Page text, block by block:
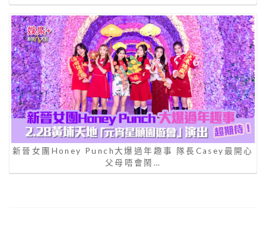
新晉女團Honey Punch大爆過年趣事 隊長Casey最開心
父母唔會鬧…